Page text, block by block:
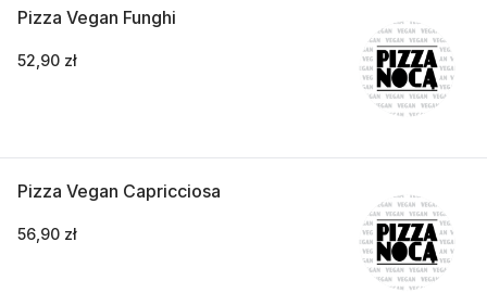
Pizza Vegan Funghi
52,90 zł
Pizza Vegan Capricciosa
56,90 zł